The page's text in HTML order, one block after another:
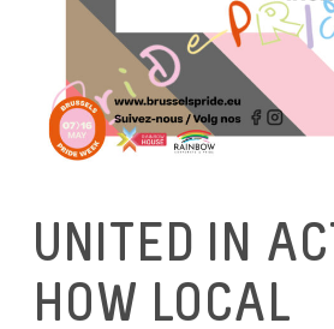
UNITED IN
HOW LOCAL